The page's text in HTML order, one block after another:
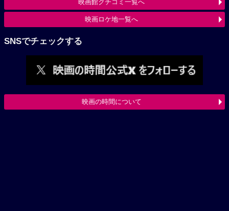
映画館クチコミ一覧へ
映画ロケ地一覧へ
SNSでチェックする
映画の時間について